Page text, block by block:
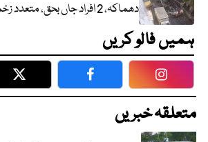
دھماکہ، 2 افراد جاں بحق، متعدد زخمی
ہمیں فالو کریں
Twitter Facebook
متعلقہ خبریں